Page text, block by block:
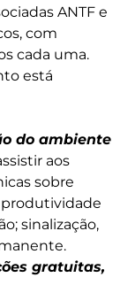
ANTF e
com
cada uma.
está
do ambiente
aos
sobre
sinalização,
gratuitas,